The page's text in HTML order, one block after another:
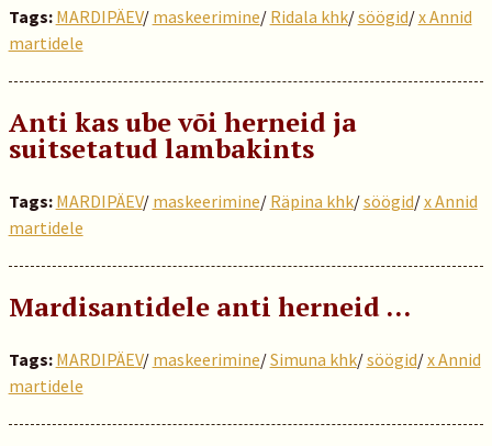
Tags: MARDIPÄEV/ maskeerimine/ Ridala khk/söögid/x Annid
martidele
Anti kas ube või herneid ja
suitsetatud lambakints
Tags: MARDIPÄEV/ maskeerimine/ Räpina khk/söögid/x Annid
martidele
Mardisantidele anti herneid …
Tags: MARDIPÄEV/ maskeerimine/Simuna khk/söögid/x Annid
martidele